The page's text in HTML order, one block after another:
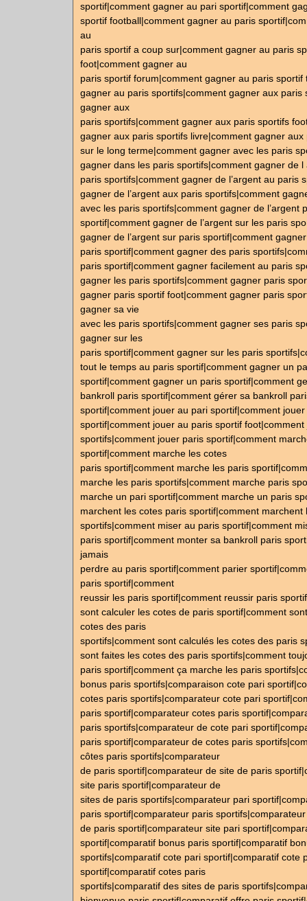
sportif|comment gagner au pari sportif|comment
sportif football|comment gagner au paris
au
paris sportif a coup sur|comment gagner au paris
foot|comment gagner au
paris sportif forum|comment gagner au paris sportif
gagner au paris sportifs|comment gagner aux paris
gagner aux
paris sportifs|comment gagner aux paris sportifs
gagner aux paris sportifs livre|comment gagner aux
sur le long terme|comment gagner avec les paris
gagner dans les paris sportifs|comment gagner de l
paris sportifs|comment gagner de l’argent au paris
gagner de l’argent aux paris sportifs|comment
avec les paris sportifs|comment gagner de l’argent
sportif|comment gagner de l’argent sur les paris
gagner de l’argent sur paris sportif|comment
paris sportif|comment gagner des paris
paris sportif|comment gagner facilement au paris
gagner les paris sportifs|comment gagner paris
gagner paris sportif foot|comment gagner paris
gagner sa vie
avec les paris sportifs|comment gagner ses paris
gagner sur les
paris sportif|comment gagner sur les paris
tout le temps au paris sportif|comment gagner un
sportif|comment gagner un paris sportif|comment
bankroll paris sportif|comment gérer sa bankroll
sportif|comment jouer au pari sportif|comment
sportif|comment jouer au paris sportif
sportifs|comment jouer paris sportif|comment
sportif|comment marche les cotes
paris sportif|comment marche les paris
marche les paris sportifs|comment marche paris
marche un pari sportif|comment marche un paris
marchent les cotes paris sportif|comment marchent
sportifs|comment miser au paris sportif|comment
paris sportif|comment monter sa bankroll paris
jamais
perdre au paris sportif|comment parier
paris sportif|comment
reussir les paris sportif|comment reussir paris
sont calculer les cotes de paris sportif|comment
cotes des paris
sportifs|comment sont calculés les cotes des paris
sont faites les cotes des paris sportifs|comment
paris sportif|comment ça marche les paris
bonus paris sportifs|comparaison cote pari
cotes paris sportifs|comparateur cote pari
paris sportif|comparateur cotes paris
paris sportifs|comparateur de cote pari
paris sportif|comparateur de cotes paris
côtes paris sportifs|comparateur
de paris sportif|comparateur de site de paris
site paris sportif|comparateur de
sites de paris sportifs|comparateur pari
paris sportif|comparateur paris
de paris sportif|comparateur site pari
sportif|comparatif bonus paris sportif|comparatif
sportifs|comparatif cote pari sportif|comparatif cote
sportif|comparatif cotes paris
sportifs|comparatif des sites de paris